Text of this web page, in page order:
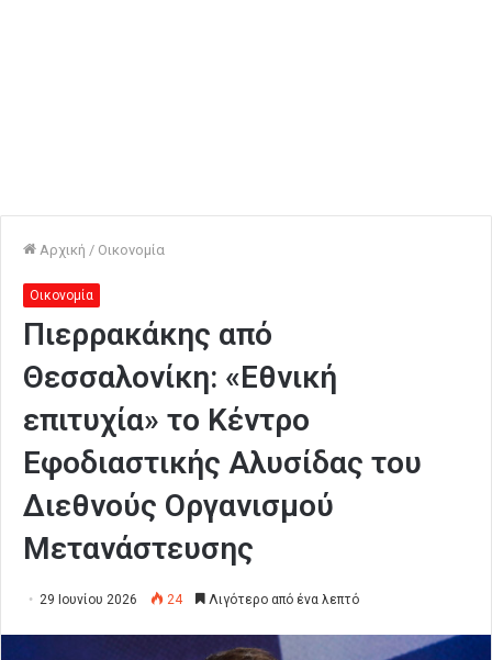
Αρχική / Οικονομία
Οικονομία
Πιερρακάκης από
Θεσσαλονίκη: «Εθνική
επιτυχία» το Κέντρο
Εφοδιαστικής Αλυσίδας του
Διεθνούς Οργανισμού
Μετανάστευσης
29 Ιουνίου 2026 24 Λιγότερο από ένα λεπτό